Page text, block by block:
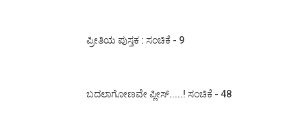
ಪ್ರೀತಿಯ ಪುಸ್ತಕ : ಸಂಚಿಕೆ - 9
ಬದಲಾಗೋಣವೇ ಪ್ಲೀಸ್.....! ಸಂಚಿಕೆ - 48